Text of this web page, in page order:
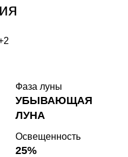
Фаза луны
УБЫВАЮЩАЯ
ЛУНА
Освещенность
25%